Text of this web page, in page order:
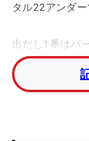
タル22アンダ
出だし1番はバ
アを伸ばし、
した。だが、
「64」を叩き